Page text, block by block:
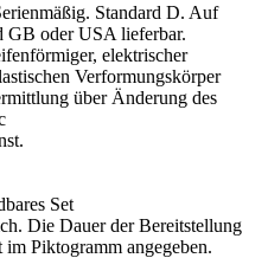
Standard D. Auf
GB oder USA lieferbar.
elektrischer
Verformungskörper
über Änderung des
Set
Die Dauer der Bereitstellung
Piktogramm angegeben.